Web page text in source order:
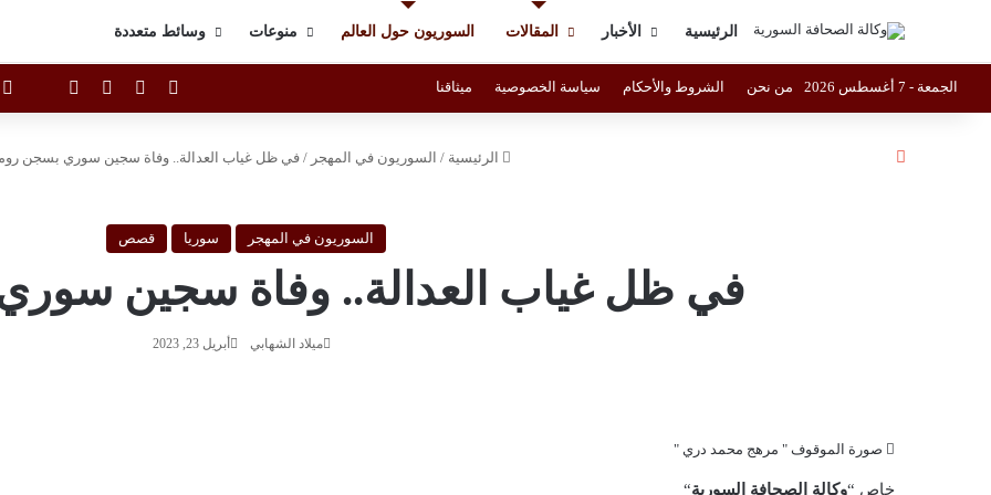
الرئيسية الأخبار المقالات السوريون حول العالم منوعات وسائط متعددة
الجمعة - 7 أغسطس 2026 من نحن الشروط والأحكام سياسة الخصوصية ميثاقنا فيسبوك يوتيوبانستقرام
الرئيسية / السوريون في المهجر / في ظل غياب العدالة.. وفاة سجين سوري بسجن
السوريون في المهجر سوريا قصص
في ظل غياب العدالة.. وفاة سجين
ميلاد الشهابي أبريل 23, 2023
صورة الموقوف " مرهج محمد دري "
خاص “وكالة الصحافة السورية“